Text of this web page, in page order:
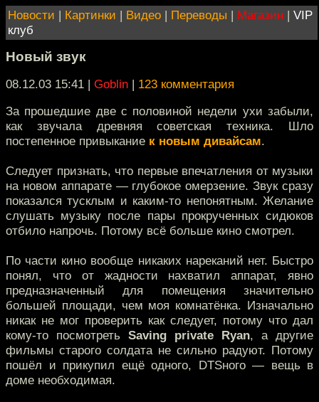
Новости | Картинки | Видео | Переводы | Магазин | VIP
клуб
Новый звук
08.12.03 15:41 | Goblin | 123 комментария
За прошедшие две с половиной недели ухи забыли,
как звучала древняя советская техника. Шло
постепенное привыкание к новым дивайсам.
Следует признать, что первые впечатления от музыки
на новом аппарате — глубокое омерзение. Звук сразу
показался тусклым и каким-то непонятным. Желание
слушать музыку после пары прокрученных сидюков
отбило напрочь. Потому всё больше кино смотрел.
По части кино вообще никаких нареканий нет. Быстро
понял, что от жадности нахватил аппарат, явно
предназначенный для помещения значительно
большей площади, чем моя комнатёнка. Изначально
никак не мог проверить как следует, потому что дал
кому-то посмотреть Saving private Ryan, а другие
фильмы старого солдата не сильно радуют. Потому
пошёл и прикупил ещё одного, DTSного — вещь в
доме необходимая.